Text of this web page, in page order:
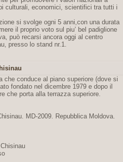
culturali, economici, scientifici tra tutti i
si svolge ogni 5 anni,con una durata
il proprio voto sul piu’ bel padiglione
può recarsi ancora oggi al centro
presso lo stand nr.1.
che conduce al piano superiore (dove si
fondato nel dicembre 1979 e dopo il
che porta alla terrazza superiore.
MD-2009. Repubblica Moldova.